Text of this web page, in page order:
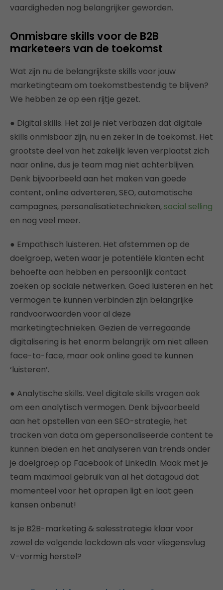
vaardigheden nog belangrijker geworden.
Onmisbare skills voor de B2B
marketeers van de toekomst
Wat zijn nu de belangrijkste skills voor jouw
marketingteam om toekomstbestendig te blijven?
We hebben ze op een rijtje gezet.
● Digital skills. Het zal je niet verbazen dat digitale
skills onmisbaar zijn, nu en zeker in de toekomst. Het
grootste deel van het zakelijk leven verplaatst zich
naar online, dus je team mag niet achterblijven.
Denk bijvoorbeeld aan het maken van goede
content, online adverteren, SEO, automatische
campagnes, personalisatietechnieken, social selling
en nog veel meer.
● Empathisch luisteren. Het afstemmen op de
doelgroep, weten waar je potentiële klanten echt
behoefte aan hebben en persoonlijk contact
zoeken op sociale netwerken. Goed luisteren en het
vermogen te kunnen verbinden zijn belangrijke
randvoorwaarden voor al deze
marketingtechnieken. Gezien de verregaande
digitalisering is het enorm belangrijk om niet alleen
face-to-face, maar ook online goed te kunnen
‘luisteren’.
● Analytische skills. Veel digitale skills vragen ook
om een analytisch vermogen. Denk bijvoorbeeld
aan het opstellen van een SEO-strategie, het
tracken van data om gepersonaliseerde content te
kunnen bieden en het analyseren van trends onder
je doelgroep op Facebook of LinkedIn. Maak met je
team maximaal gebruik van al het datagoud dat
momenteel voor het oprapen ligt en laat geen
kansen onbenut!
Is je B2B-marketing & salesstrategie klaar voor
zowel de volgende lockdown als voor vliegensvlug
V-vormig herstel?